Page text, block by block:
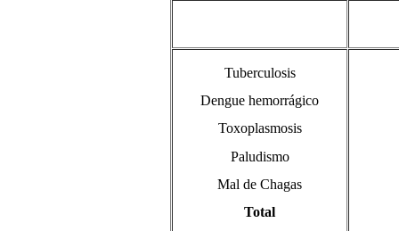
Tuberculosis
Dengue hemorrágico
Toxoplasmosis
Paludismo
Mal de Chagas
Total